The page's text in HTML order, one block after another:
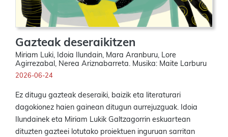
Gazteak deseraikitzen
Miriam Luki, Idoia Ilundain, Mara Aranburu, Lore
Agirrezabal, Nerea Ariznabarreta. Musika: Maite Larburu
2026-06-24
Ez ditugu gazteak deseraiki, baizik eta literaturari
dagokionez haien gainean ditugun aurrejuzguak. Idoia
Ilundainek eta Miriam Lukik Galtzagorrin eskuartean
dituzten gazteei lotutako proiektuen inguruan sarritan